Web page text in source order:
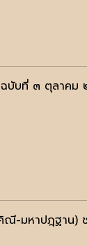
ฉบับที่ ๓ ตุลาคม
-มหาปฎฺฐาน)